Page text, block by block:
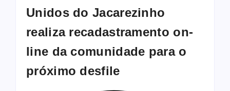
Unidos do Jacarezinho
realiza recadastramento on-
line da comunidade para o
próximo desfile